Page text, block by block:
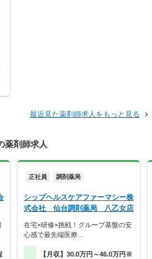
最近見た薬剤師求人をもっと見る
薬剤師求人
正社員 調剤薬局
シップヘルスケアファーマシー株
式会社 仙台調剤薬局 八乙女店
在宅×研修×挑戦！グループ基盤の安
心感で最先端医療…
【月収】30.0万円～46.0万円※